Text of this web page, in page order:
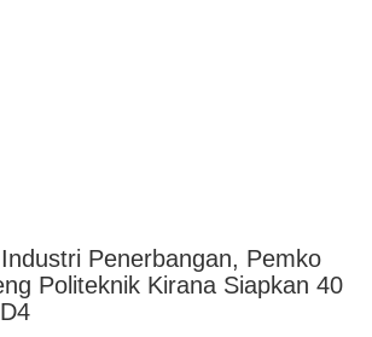
Penerbangan, Pemko
Politeknik Kirana Siapkan 40